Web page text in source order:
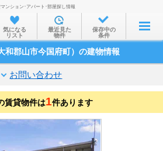
お部屋を探す
沿線・駅から
家賃相場から
通勤通学時間から
不動産会社から
ンション･アパート･部屋探し情報
気になる
リスト
最近見た
物件
保存中の
条件
和郡山市今国府町）の建物情報
お問い合わせ
賃貸物件は1件あります